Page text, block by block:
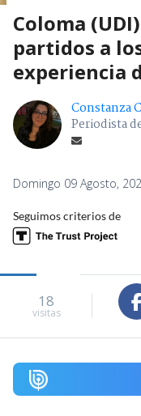
Coloma
partidos a
experiencia
Constanza
Periodista
Domingo 09 Agosto,
Seguimos criterios de
18
visitas